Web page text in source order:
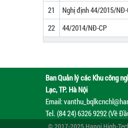
21 Nghị định 44/2015/NĐ-
22
44/2014/NĐ-CP
Ban Quản lý các Khu công
Lạc, TP. Hà Nội
Email:
Tel. (84 24) 6326 9292 (Về